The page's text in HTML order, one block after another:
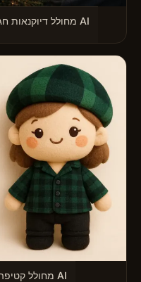
מחולל דיוקנאות חג AI
מחולל קטיפה AI